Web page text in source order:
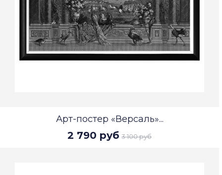
Арт-постер «Версаль»...
2 790 руб 3 100 руб